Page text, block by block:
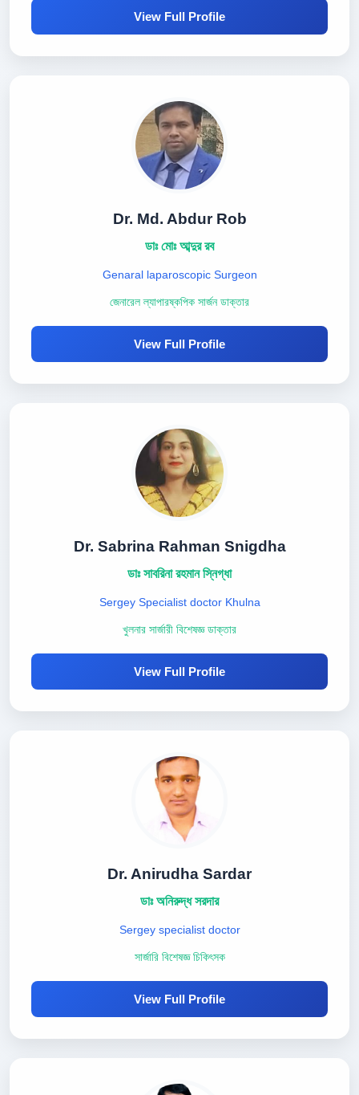
View Full Profile
Dr. Md. Abdur Rob
ডাঃ মোঃ আব্দুর রব
Genaral laparoscopic Surgeon
জেনারেল ল্যাপারষ্কপিক সার্জন ডাক্তার
View Full Profile
Dr. Sabrina Rahman Snigdha
ডাঃ সাবরিনা রহমান স্নিগ্ধা
Sergey Specialist doctor Khulna
খুলনার সার্জারী বিশেষজ্ঞ ডাক্তার
View Full Profile
Dr. Anirudha Sardar
ডাঃ অনিরুদ্ধ সরদার
Sergey specialist doctor
সার্জারি বিশেষজ্ঞ চিকিৎসক
View Full Profile